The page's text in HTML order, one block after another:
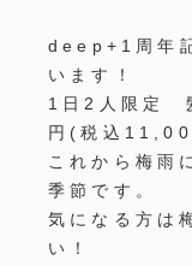
deep+1周年
います！
1日2人限定
円(税込
これから梅雨
季節です。
気になる方は
い！